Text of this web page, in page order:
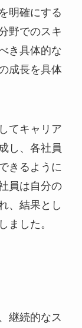
明確にする
野でのスキ
き具体的な
成長を具体
てキャリア
し、各社員
きるように
員は自分の
、結果とし
ました。
継続的なス